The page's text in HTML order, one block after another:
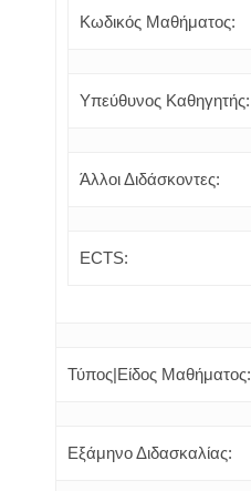
Κωδικός Μαθήματος:
Υπεύθυνος Καθηγητής:
Άλλοι Διδάσκοντες:
ECTS:
Τύπος|Είδος Μαθήματος:
Εξάμηνο Διδασκαλίας: